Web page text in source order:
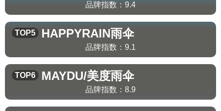
品牌指数： 9.4
TOP5 HAPPYRAIN雨伞
品牌指数： 9.1
TOP6 MAYDU/美度雨伞
品牌指数： 8.9